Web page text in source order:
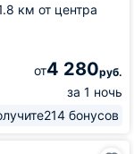
км от центра
от4 280руб.
за 1 ночь
214 бонусов